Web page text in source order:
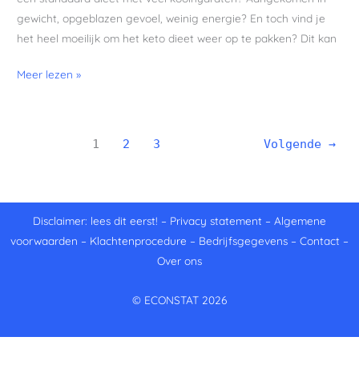
gewicht, opgeblazen gevoel, weinig energie? En toch vind je
het heel moeilijk om het keto dieet weer op te pakken? Dit kan
Meer lezen »
1 2 3 Volgende →
Disclaimer: lees dit eerst! – Privacy statement – Algemene
voorwaarden – Klachtenprocedure – Bedrijfsgegevens – Contact –
Over ons
© ECONSTAT 2026